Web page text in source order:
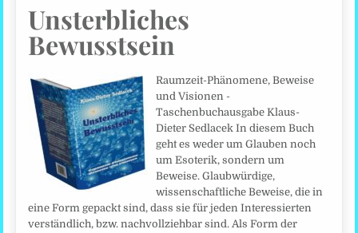
Unsterbliches
Bewusstsein
Raumzeit-Phänomene, Beweise
und Visionen -
Taschenbuchausgabe Klaus-
Dieter Sedlacek In diesem Buch
geht es weder um Glauben noch
um Esoterik, sondern um
Beweise. Glaubwürdige,
wissenschaftliche Beweise, die in
eine Form gepackt sind, dass sie für jeden Interessierten
verständlich, bzw. nachvollziehbar sind. Als Form der